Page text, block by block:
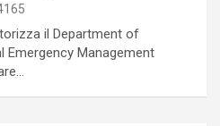
il Department of
Emergency Management